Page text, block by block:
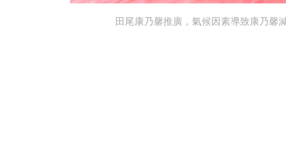
田尾康乃馨推廣，氣候因素導致康乃馨